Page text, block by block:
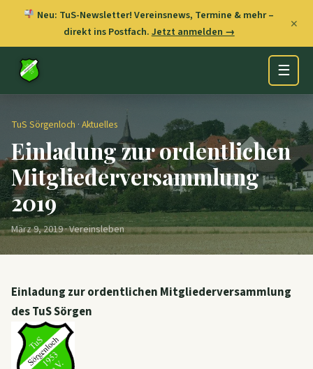
Neu: TuS-Newsletter! Vereinsnews, Termine & mehr –
direkt ins Postfach.Jetzt anmelden →
✕
☰
TuS Sörgenloch · Aktuelles
Einladung zur ordentlichen
Mitgliederversammlung
2019
März 9, 2019 · Vereinsleben
Einladung zur ordentlichen Mitgliederversammlung
des TuS Sörgen